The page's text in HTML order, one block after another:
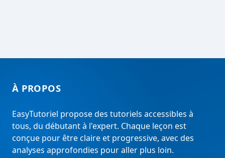
À PROPOS
EasyTutoriel propose des tutoriels accessibles à
tous, du débutant à l'expert. Chaque leçon est
conçue pour être claire et progressive, avec des
analyses approfondies pour aller plus loin.